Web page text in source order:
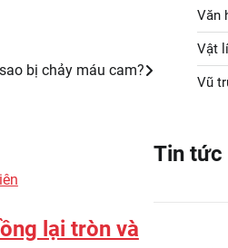
bị chảy máu cam?
lại tròn và
Văn
Vật lí
Vũ
Tin tức